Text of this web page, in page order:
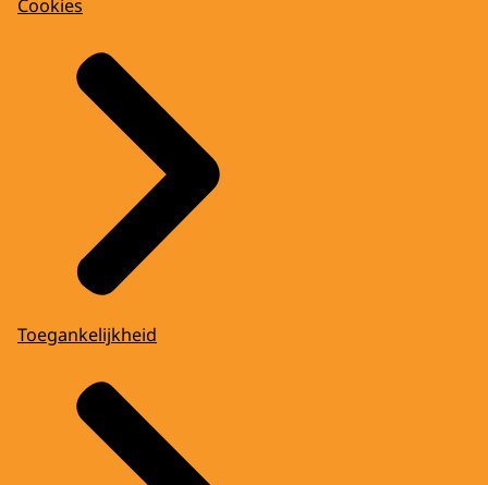
Cookies
Toegankelijkheid